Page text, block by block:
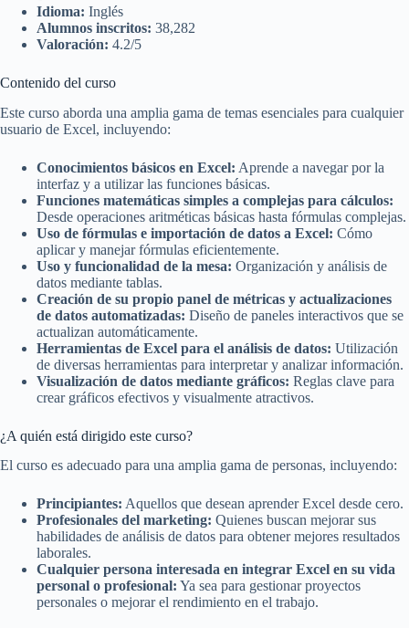
Idioma: Inglés
Alumnos inscritos: 38,282
Valoración: 4.2/5
Contenido del curso
Este curso aborda una amplia gama de temas esenciales para cualquier
usuario de Excel, incluyendo:
Conocimientos básicos en Excel: Aprende a navegar por la
interfaz y a utilizar las funciones básicas.
Funciones matemáticas simples a complejas para cálculos:
Desde operaciones aritméticas básicas hasta fórmulas complejas.
Uso de fórmulas e importación de datos a Excel: Cómo
aplicar y manejar fórmulas eficientemente.
Uso y funcionalidad de la mesa: Organización y análisis de
datos mediante tablas.
Creación de su propio panel de métricas y actualizaciones
de datos automatizadas: Diseño de paneles interactivos que se
actualizan automáticamente.
Herramientas de Excel para el análisis de datos: Utilización
de diversas herramientas para interpretar y analizar información.
Visualización de datos mediante gráficos: Reglas clave para
crear gráficos efectivos y visualmente atractivos.
¿A quién está dirigido este curso?
El curso es adecuado para una amplia gama de personas, incluyendo:
Principiantes: Aquellos que desean aprender Excel desde cero.
Profesionales del marketing: Quienes buscan mejorar sus
habilidades de análisis de datos para obtener mejores resultados
laborales.
Cualquier persona interesada en integrar Excel en su vida
personal o profesional: Ya sea para gestionar proyectos
personales o mejorar el rendimiento en el trabajo.